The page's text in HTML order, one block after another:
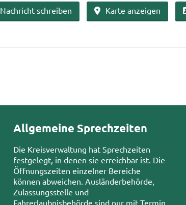
Nach­richt schrei­ben Karte an­zei­gen
Allgemeine Sprechzeiten
Die Kreisverwaltung hat Sprechzeiten
festgelegt, in denen sie erreichbar ist. Die
Öffnungszeiten einzelner Bereiche
können abweichen. Ausländerbehörde,
Zulassungsstelle und
Fahrerlaubnisbehörde sind nur mit Termin